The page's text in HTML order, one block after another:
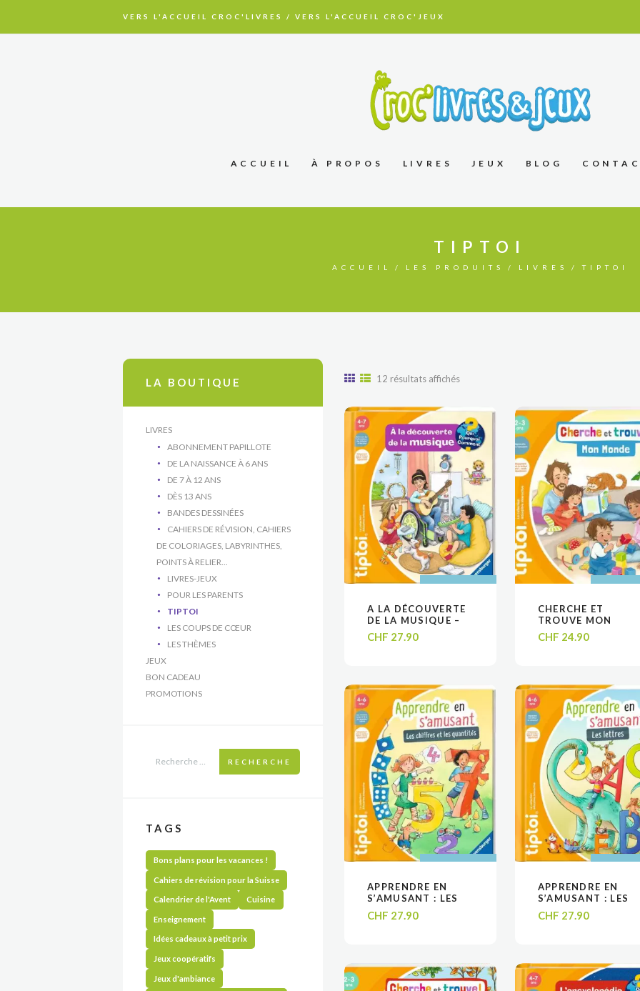
VERS L'ACCUEIL CROC'LIVRES / VERS L'ACCUEIL CROC'JEUX
ACCUEIL À PROPOS LIVRES JEUX BLOG
TIPTOI
ACCUEIL LES PRODUITS LIVRES TIPTOI
12 résultats affichésTrié
plus
récent
au
plus
ancien
VOIR
VOIR
PANIER
PANIER
A LA DÉCOUVERTE
DE LA MUSIQUE –
LIVRE TIPTOI
CHF 27.90
VOIR
VOIR
CHERCHE ET
TROUVE MON
MONDE – LIVRE
TIPTOI
CHF 24.90
VOIR
VOIR
PANIER
PANIER
APPRENDRE EN
S’AMUSANT : LES
CHIFFRES ET LES
QUANTITÉS – LIVRE
CHF 27.90
VOIR
VOIR
PANIER
PANIER
APPRENDRE EN
S’AMUSANT : LES
LETTRES – LIVRE
TIPTOI
CHF 27.90
LA BOUTIQUE
LIVRES
ABONNEMENT PAPILLOTE
DE LA NAISSANCE À 6 ANS
DE 7 À 12 ANS
DÈS 13 ANS
BANDES DESSINÉES
CAHIERS DE RÉVISION, CAHIERS
DE COLORIAGES, LABYRINTHES,
POINTS À RELIER...
LIVRES-JEUX
POUR LES PARENTS
TIPTOI
LES COUPS DE CŒUR
LES THÈMES
JEUX
BON CADEAU
PROMOTIONS
RECHERCHE
TAGS
Bons plans pour les vacances !
Cahiers de révision pour la Suisse
Calendrier de l'Avent Cuisine
Enseignement
Idées cadeaux à petit prix
Jeux coopératifs
Jeux d'ambiance